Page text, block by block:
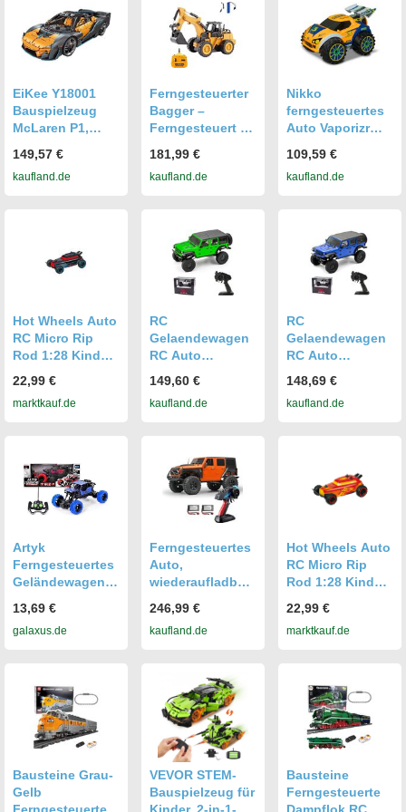
EiKee Y18001
Bauspielzeug
McLaren P1,
Sportwagen,
3862 Stš¹ck,
149,57 €
kaufland.de
Ferngesteuerter
Bagger –
Ferngesteuert –
Jahren –
Spielzeugbagger
181,99 €
kaufland.de
Nikko
ferngesteuertes
Auto Vaporizr
Spielzeugauto
109,59 €
kaufland.de
Hot Wheels Auto
RC Micro Rip
Rod 1:28 Kinder
ferngesteuertes
Fahrzeug
22,99 €
marktkauf.de
RC
Gelaendewagen
RC Auto
Auto 1/24 2,4
GHz 4WD
Kinder Jungen
149,60 €
kaufland.de
RC
Gelaendewagen
RC Auto
Auto 1/24 2,4
GHz 4WD
148,69 €
kaufland.de
Artyk
Ferngesteuertes
Geländewagen-
für Jungen
(54980403)
13,69 €
galaxus.de
Ferngesteuertes
Auto,
wiederaufladbare
Crawler im
Massstab 1:10
2,4?G 4WD
ferngesteuertes
Autospielzeug
mit steuerbaren
Lichtern
246,99 €
kaufland.de
Hot Wheels Auto
RC Micro Rip
Rod 1:28 Kinder
ferngesteuertes
Fahrzeug rot
22,99 €
marktkauf.de
Bausteine Grau-
Gelb
VEVOR STEM-
Bauspielzeug für
Bausteine
Ferngesteuerte